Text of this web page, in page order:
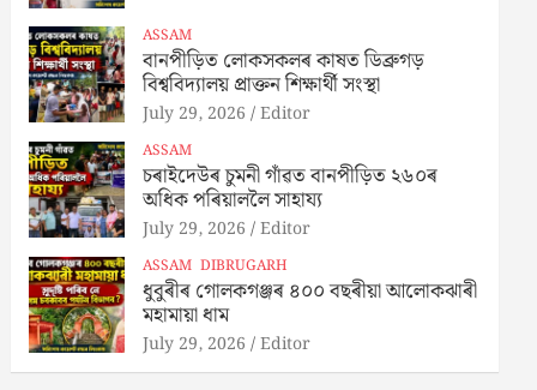
ASSAM
বানপীড়িত লোকসকলৰ কাষত ডিব্ৰুগড়
বিশ্ববিদ্যালয় প্ৰাক্তন শিক্ষাৰ্থী সংস্থা
July 29, 2026 Editor
ASSAM
চৰাইদেউৰ চুমনী গাঁৱত বানপীড়িত ২৬০ৰ
অধিক পৰিয়াললৈ সাহায্য
July 29, 2026 Editor
ASSAM DIBRUGARH
ধুবুৰীৰ গোলকগঞ্জৰ ৪০০ বছৰীয়া আলোকঝাৰী
মহামায়া ধাম
July 29, 2026 Editor